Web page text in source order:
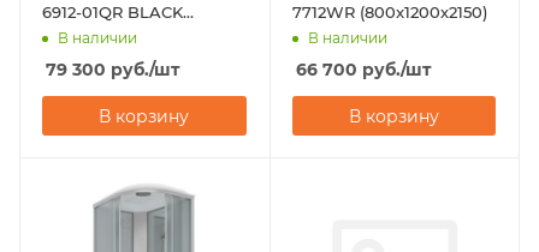
6912-01QR BLACK
(1200х800х2100)
В наличии
79 300 руб./шт
В корзину
7712WR (800x1200х2150)
В наличии
66 700 руб./шт
В корзину